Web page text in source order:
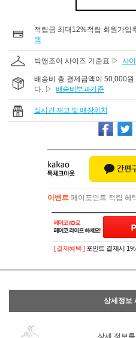
적립금 최대12%적립 회원가입
택
빅앤조이 사이즈 기준표 ▷ 사
배송비 총 결제금액이 50,000
다. ▷ 배송비부과기준
실시간 재고 및 매장위치
이벤트 페이포인트 적립 혜
이벤트페이포인트 적립 혜
[ 결제혜택 ] 포인트 결제시
상세정보
상세 정보